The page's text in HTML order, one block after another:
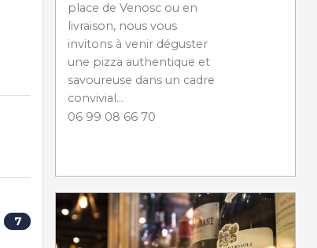
7
place de Venosc ou en
livraison, nous vous
invitons à venir déguster
une pizza authentique et
savoureuse dans un cadre
convivial...
06 99 08 66 70